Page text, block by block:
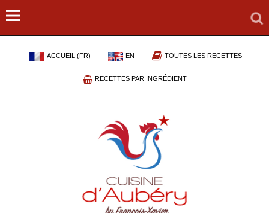
ACCUEIL (FR) EN TOUTES LES RECETTES
RECETTES PAR INGRÉDIENT